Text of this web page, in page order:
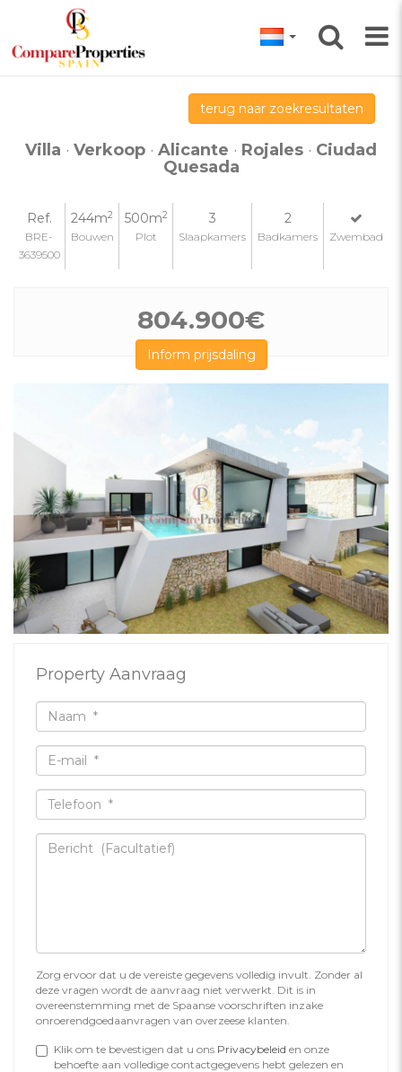
terug naar zoekresultaten
Villa · Verkoop · Alicante · Rojales · Ciudad
Quesada
Ref.
BRE-
3639500
244m2
Bouwen
500m2
Plot
3
Slaapkamers
2
Badkamers Zwembad
804.900€
Inform prijsdaling
Property Aanvraag
Zorg ervoor dat u de vereiste gegevens volledig invult. Zonder al
deze vragen wordt de aanvraag niet verwerkt. Dit is in
overeenstemming met de Spaanse voorschriften inzake
onroerendgoedaanvragen van overzeese klanten.
Klik om te bevestigen dat u ons Privacybeleid en onze
behoefte aan volledige contactgegevens hebt gelezen en